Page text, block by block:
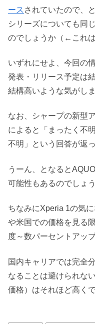
ース されていたので、
シリーズについても同
のでしょうか（←これ
いずれにせよ、今回の
発表・リリース予定は
結構高いような気がしま
なお、シャープの新型
によると「まったく不
不明」という回答が返
うーん、となると
可能性もあるのでしょう
ちなみにXperia 1の気
や米国での価格を見る
度～数パーセントアッ
国内キャリアでは完全
なることは避けられな
価格）はそれほど高く